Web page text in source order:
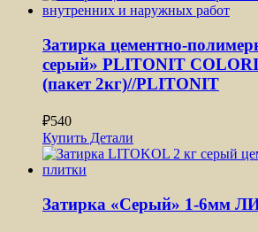
Затирка цементно-
серый» PLITONIT
(пакет 2кг)//PLITONIT
₽540
Купить Детали
Затирка «Серый» 1-6мм